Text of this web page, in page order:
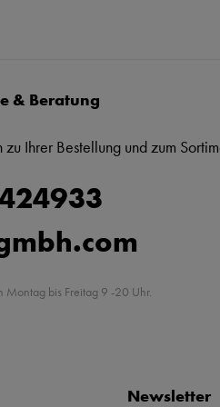
& Beratung
Ihrer Bestellung und zum
Montag bis Freitag 9 -20 Uhr.
Newsletter